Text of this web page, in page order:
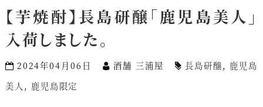
【芋焼酎】長島研醸「鹿児島美人」
入荷しました。
2024年04月06日 酒舗 三浦屋 長島研醸, 鹿児島
美人 , 鹿児島限定